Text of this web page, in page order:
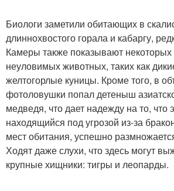
Биологи заметили обитающих в
длиннохвостого горала и кабаргу,
Камеры также показывают
неуловимых животных, таких как
желтогорлые куницы. Кроме того, в
фотоловушки попал детеныш
медведя, что дает надежду на то, что
находящийся под угрозой из-за
мест обитания, успешно
Ходят даже слухи, что здесь могут
крупные хищники: тигры и леопарды.